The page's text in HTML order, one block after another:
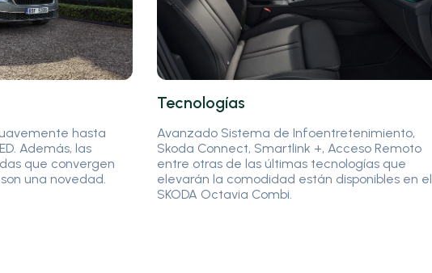
hasta
Además, las
que convergen
una novedad.
Tecnologías
Avanzado Sistema de Infoentretenimiento,
Skoda Connect, Smartlink +, Acceso Remoto
entre otras de las últimas tecnologías que
elevarán la comodidad están disponibles en el
SKODA Octavia Combi.